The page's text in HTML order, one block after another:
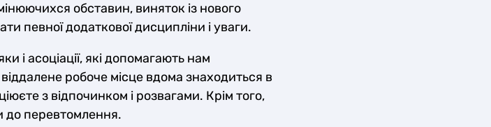
обставин, виняток із нового
певної додаткової дисципліни і уваги.
і асоціації, які допомагають нам
робоче місце вдома знаходиться в
з відпочинком і розвагами. Крім того,
до перевтомлення.